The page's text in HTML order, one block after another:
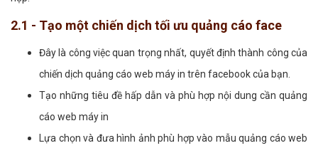
2.1 - Tạo một chiến dịch tối ưu quảng cáo face
Đây là công việc quan trọng nhất, quyết định thành công của
chiến dịch quảng cáo web máy in trên facebook của bạn.
Tạo những tiêu đề hấp dẫn và phù hợp nội dung cần quảng
cáo web máy in
Lựa chọn và đưa hình ảnh phù hợp vào mẫu quảng cáo web